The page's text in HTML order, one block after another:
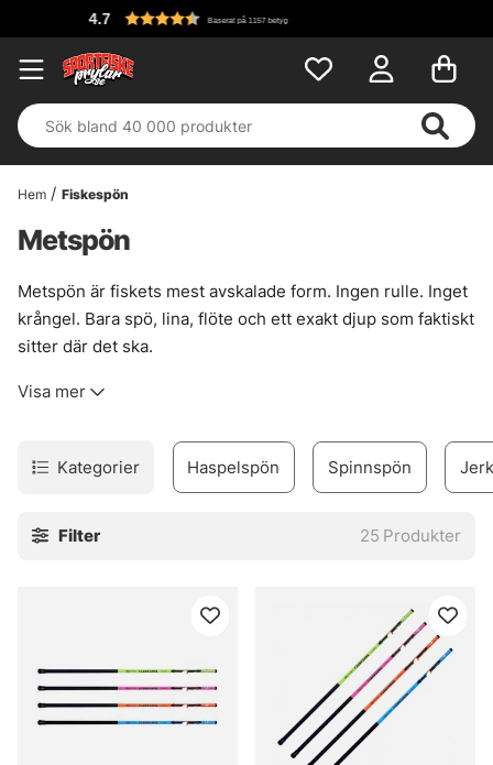
Baserat på 1157 betyg
Hem Fiskespön
Metspön
Metspön är fiskets mest avskalade form. Ingen rulle. Inget
krångel. Bara spö, lina, flöte och ett exakt djup som faktiskt
sitter där det ska.
modeller ger tät kontroll vid brygga, kaj och vasskant.
mer försiktigt. Skillnaden känns direkt i handen, och ibland
i håven också.
För den mer rutinerade fiskaren blir det snarare ett fint
» Tillbaka till fiskespön
Visa mer
Kategorier Haspelspön Spinnspön
Filter 25 Produkter